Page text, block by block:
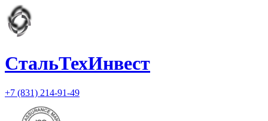
СтальТехИнвест
+7 (831) 214-91-49